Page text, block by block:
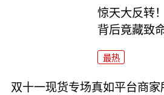
惊天大反转
背后竟藏致
最热
双十一现货专场真如平台商家